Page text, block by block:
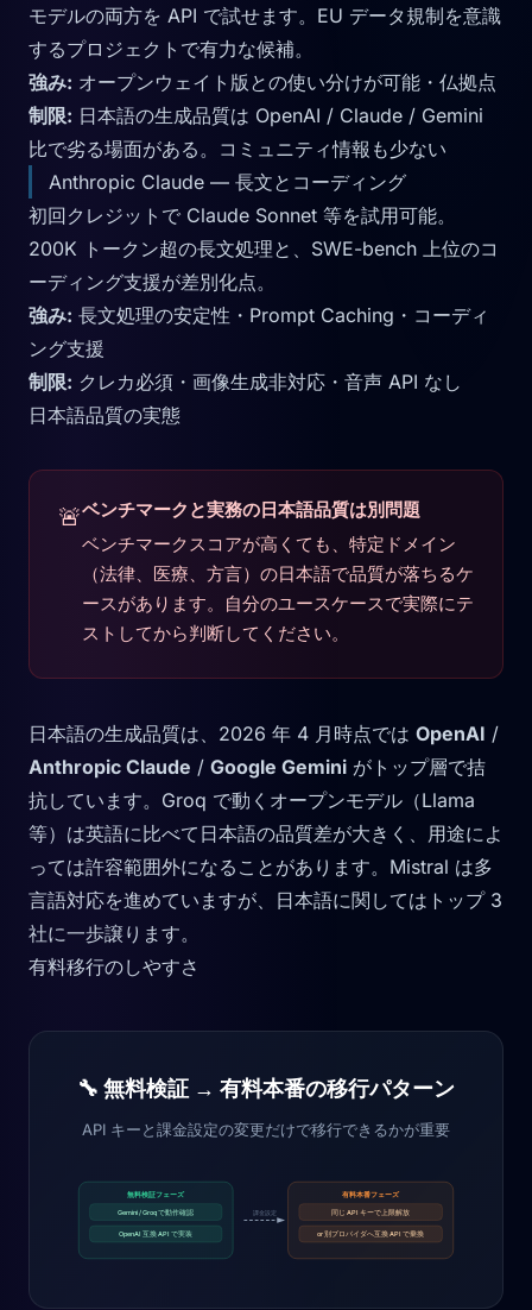
モデルの両方を API で試せます。EU データ規制を意識
するプロジェクトで有力な候補。
強み: オープンウェイト版との使い分けが可能・仏拠点
制限: 日本語の生成品質は OpenAI / Claude / Gemini
比で劣る場面がある。コミュニティ情報も少ない
Anthropic Claude — 長文とコーディング
初回クレジットで Claude Sonnet 等を試用可能。
200K トークン超の長文処理と、SWE-bench 上位のコ
ーディング支援が差別化点。
強み: 長文処理の安定性・Prompt Caching・コーディ
ング支援
制限: クレカ必須・画像生成非対応・音声 API なし
日本語品質の実態
🚨ベンチマークと実務の日本語品質は別問題
ベンチマークスコアが高くても、特定ドメイン
（法律、医療、方言）の日本語で品質が落ちるケ
ースがあります。自分のユースケースで実際にテ
ストしてから判断してください。
日本語の生成品質は、2026 年 4 月時点では OpenAI /
Anthropic Claude / Google Gemini がトップ層で拮
抗しています。Groq で動くオープンモデル（Llama
等）は英語に比べて日本語の品質差が大きく、用途によ
っては許容範囲外になることがあります。Mistral は多
言語対応を進めていますが、日本語に関してはトップ 3
社に一歩譲ります。
有料移行のしやすさ
🔧 無料検証 → 有料本番の移行パターン
API キーと課金設定の変更だけで移行できるかが重要
無料検証フェーズ
Gemini / Groq で動作確認
OpenAI 互換 API で実装
課金設定
有料本番フェーズ
同じ API キーで上限解放
or 別プロバイダへ互換 API で乗換